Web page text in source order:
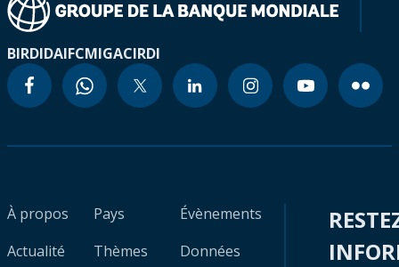
BIRDIDAIFCMIGACIRDI
À propos
Actualité
Pays
Thèmes
Évènements
Données